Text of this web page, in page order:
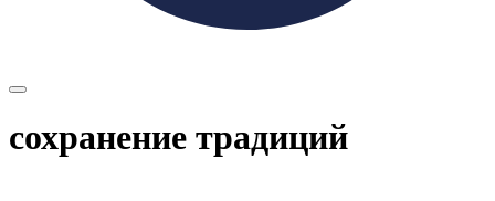
сохранение традиций